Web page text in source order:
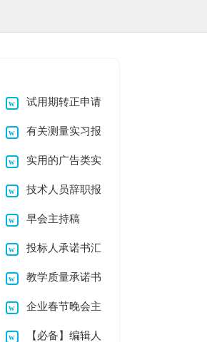
试用期转正申请
(15篇)有关测量实习报
告锦集8篇
实用的广告类实
习报告3篇
技术人员辞职报
告15篇早会主持稿
投标人承诺书汇
总八篇教学质量承诺书
合集6篇企业春节晚会主
持稿 【必备】编辑人